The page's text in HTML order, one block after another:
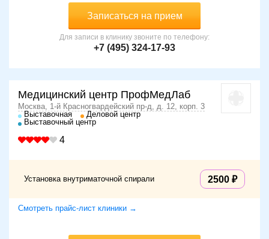
Записаться на прием
Для записи в клинику звоните по телефону:
+7 (495) 324-17-93
Медицинский центр ПрофМедЛаб
Москва, 1-й Красногвардейский пр-д, д. 12, корп. 3
Выставочная
Деловой центр
Выставочный центр
4
Установка внутриматочной спирали 2500
Смотреть прайс-лист клиники →